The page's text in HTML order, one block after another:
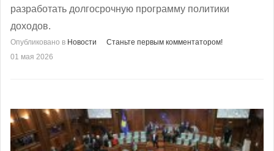
разработать долгосрочную программу политики
доходов.
Опубликовано в Новости
Станьте первым комментатором!
01 мая 2026